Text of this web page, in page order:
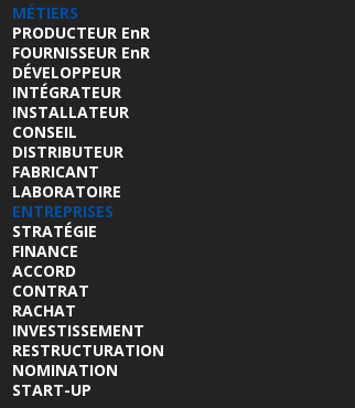
MÉTIERS
PRODUCTEUR EnR
FOURNISSEUR EnR
DÉVELOPPEUR
INTÉGRATEUR
INSTALLATEUR
CONSEIL
DISTRIBUTEUR
FABRICANT
LABORATOIRE
ENTREPRISES
STRATÉGIE
FINANCE
ACCORD
CONTRAT
RACHAT
INVESTISSEMENT
RESTRUCTURATION
NOMINATION
START-UP